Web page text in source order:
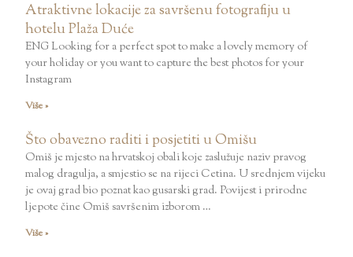
Atraktivne lokacije za savršenu fotografiju u
hotelu Plaža Duće
ENG Looking for a perfect spot to make a lovely memory of
your holiday or you want to capture the best photos for your
Instagram
Više »
Što obavezno raditi i posjetiti u Omišu
Omiš je mjesto na hrvatskoj obali koje zaslužuje naziv pravog
malog dragulja, a smjestio se na rijeci Cetina. U srednjem vijeku
je ovaj grad bio poznat kao gusarski grad. Povijest i prirodne
ljepote čine Omiš savršenim izborom …
Više »